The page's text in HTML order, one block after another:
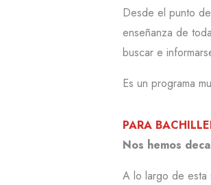
Desde el punto
enseñanza de
buscar e
Es un programa
PARA
Nos hemos
A lo largo de esta